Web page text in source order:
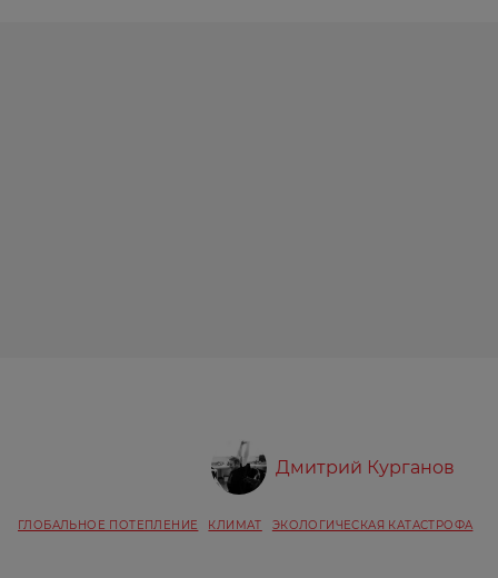
Дмитрий Курганов
ГЛОБАЛЬНОЕ ПОТЕПЛЕНИЕ КЛИМАТ ЭКОЛОГИЧЕСКАЯ КАТАСТРОФА